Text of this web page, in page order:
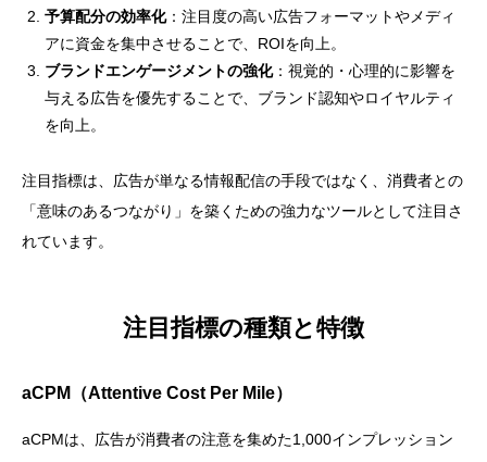
予算配分の効率化：注目度の高い広告フォーマットやメディ
アに資金を集中させることで、ROIを向上。
ブランドエンゲージメントの強化：視覚的・心理的に影響を
与える広告を優先することで、ブランド認知やロイヤルティ
を向上。
注目指標は、広告が単なる情報配信の手段ではなく、消費者との
「意味のあるつながり」を築くための強力なツールとして注目さ
れています。
注目指標の種類と特徴
aCPM（Attentive Cost Per Mile）
aCPMは、広告が消費者の注意を集めた1,000インプレッション